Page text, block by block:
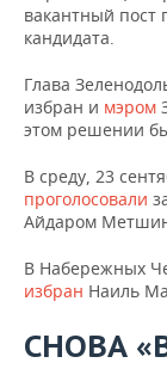
вакантный пост
кандидата.
Глава
избран и мэром
этом решении
В среду, 23
проголосовали
Айдаром
В Набережных
избран Наиль
СНОВА